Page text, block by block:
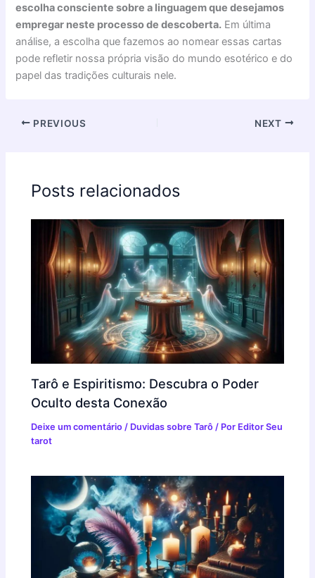
escolha consciente sobre a linguagem que desejamos
empregar neste processo de descoberta. Em última
análise, a escolha que fazemos ao nomear essas cartas
pode refletir nossa própria visão do mundo esotérico e do
papel das tradições culturais nele.
PREVIOUS NEXT
Posts relacionados
Tarô e Espiritismo: Descubra o Poder
Oculto desta Conexão
Deixe um comentário / Duvidas sobre Tarô / Por Editor Seu
tarot